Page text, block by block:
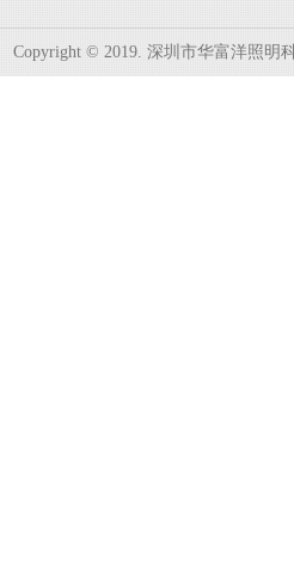
Copyright © 2019. 深圳市华富洋照明